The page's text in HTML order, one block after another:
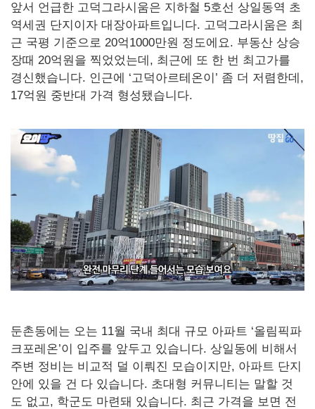
앞서 언급한 고덕그라시움은 지하철 5호선 상일동역 초
역세권 단지이자 대장아파트입니다. 고덕그라시움은 최
근 국평 기준으로 20억1000만원 정도에요. 부동산 상승
장때 20억원을 찍었었는데, 최근에 또 한 번 최고가를
경신했습니다. 인근에 ‘고덕아르테온이’ 좀 더 저렴한데,
17억원 중반대 가격 형성됐습니다.
둔촌동에는 오는 11월 국내 최대 규모 아파트 ‘올림픽파
크포레온’이 입주를 앞두고 있습니다. 상일동에 비해서
주변 정비는 비교적 덜 이뤄진 모습이지만, 아파트 단지
안에 있을 건 다 있습니다. 초대형 커뮤니티는 말할 것
도 없고, 학군도 마련돼 있습니다. 최근 가격을 보면 전